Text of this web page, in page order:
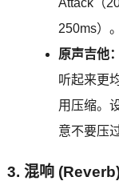
Attack（
250ms）
原声吉他：
听起来更
用压缩。
意不要压
3. 混响